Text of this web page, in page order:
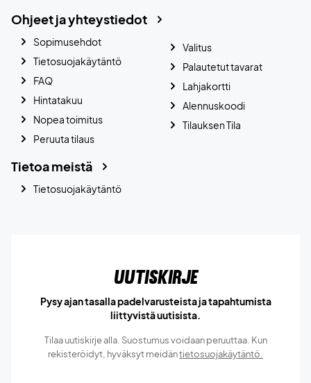
Ohjeet ja yhteystiedot
Sopimusehdot
Tietosuojakäytäntö
FAQ
Hintatakuu
Nopea toimitus
Peruuta tilaus
Valitus
Palautetut tavarat
Lahjakortti
Alennuskoodi
Tilauksen Tila
Tietoa meistä
Tietosuojakäytäntö
Uutiskirje
Pysy ajan tasalla padelvarusteista ja tapahtumista
liittyvistä uutisista.
Tilaa uutiskirje alla. Suostumus voidaan peruuttaa. Kun
rekisteröidyt, hyväksyt meidäntietosuojakäytäntö.